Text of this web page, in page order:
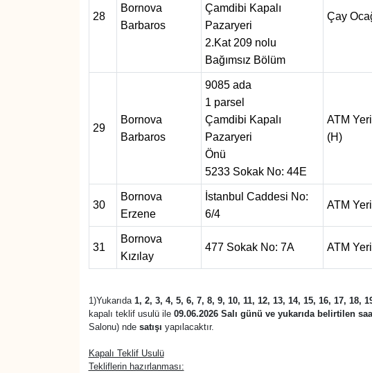
28
Bornova
Barbaros
Çamdibi Kapalı
Pazaryeri
2.Kat 209 nolu
Bağımsız Bölüm
Çay
29
Bornova
Barbaros
9085 ada
1 parsel
Çamdibi Kapalı
Pazaryeri
Önü
5233 Sokak No: 44E
ATM Yeri
(H)
30
Bornova
Erzene
İstanbul Caddesi No:
6/4
ATM Yeri
31
Bornova
Kızılay
477 Sokak No: 7A ATM Yeri
1)Yukarıda 1, 2, 3, 4, 5, 6, 7, 8, 9, 10, 11, 12, 13, 14, 15, 16, 17, 18,
kapalı teklif usulü ile 09.06.2026 Salı günü ve yukarıda belirtilen
Salonu) nde satışı yapılacaktır.
Kapalı Teklif Usulü
Tekliflerin hazırlanması: